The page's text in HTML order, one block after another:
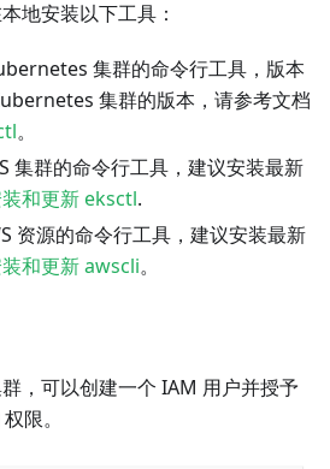
地安装以下工具：
集群的命令行工具，版本
集群的版本，请参考文档
。
集群的命令行工具，建议安装最新
和更新 eksctl.
资源的命令行工具，建议安装最新
和更新 awscli。
，可以创建一个 IAM 用户并授予
权限。